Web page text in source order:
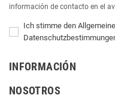
información de contacto en el
Ich stimme den
INFORMACIÓN
NOSOTROS